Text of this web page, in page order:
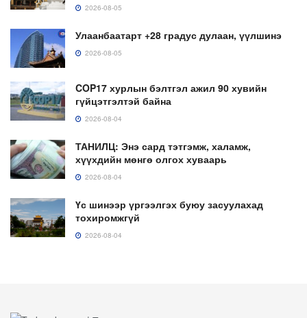
2026-08-05
Улаанбаатарт +28 градус дулаан, үүлшинэ
2026-08-05
COP17 хурлын бэлтгэл ажил 90 хувийн
гүйцэтгэлтэй байна
2026-08-04
ТАНИЛЦ: Энэ сард тэтгэмж, халамж,
хүүхдийн мөнгө олгох хуваарь
2026-08-04
Үс шинээр үргээлгэх буюу засуулахад
тохиромжгүй
2026-08-04